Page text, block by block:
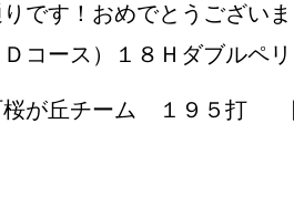
です！おめでとうござい
Ｄコース）１８Ｈダブルペ
が丘チーム １９５打